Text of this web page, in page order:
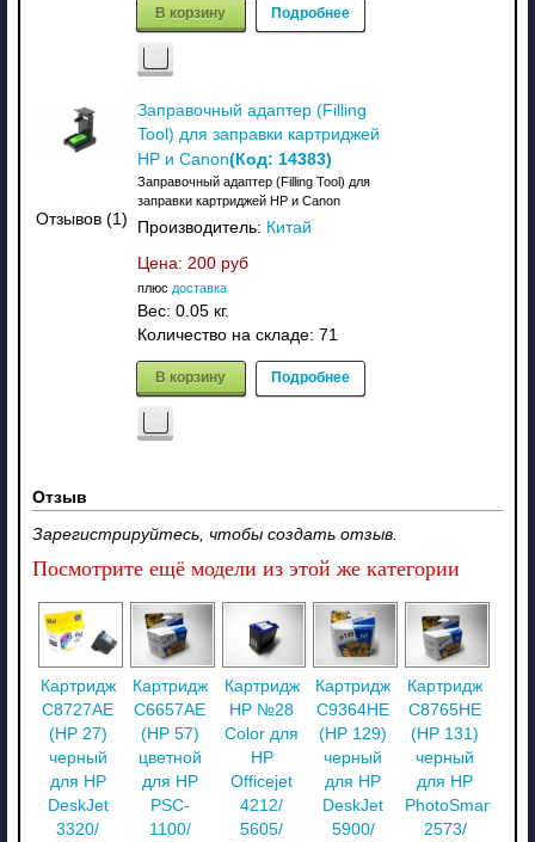
В корзину Подробнее
Отзывов (1)
Заправочный адаптер (Filling
Tool) для заправки картриджей
HP и Canon(Код: 14383)
Заправочный адаптер (Filling Tool) для
заправки картриджей HP и Canon
Производитель: Китай
Цена: 200 руб
плюс доставка
Вес: 0.05 кг.
Количество на складе: 71
В корзину Подробнее
Отзыв
Зарегистрируйтесь, чтобы создать отзыв.
Посмотрите ещё модели из этой же категории
Картридж
C8727AE
(HP 27)
черный
для HP
DeskJet
3320/
Картридж
C6657AE
(HP 57)
цветной
для HP
PSC-
1100/
Картридж
HP №28
Color для
HP
Officejet
4212/
5605/
Картридж
C9364HE
(HP 129)
черный
для HP
DeskJet
5900/
Картридж
C8765HE
(HP 131)
черный
для HP
PhotoSmart
2573/